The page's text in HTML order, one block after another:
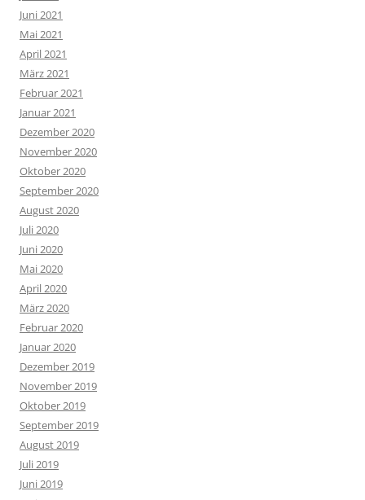
Juni 2021
Mai 2021
April 2021
März 2021
Februar 2021
Januar 2021
Dezember 2020
November 2020
Oktober 2020
September 2020
August 2020
Juli 2020
Juni 2020
Mai 2020
April 2020
März 2020
Februar 2020
Januar 2020
Dezember 2019
November 2019
Oktober 2019
September 2019
August 2019
Juli 2019
Juni 2019